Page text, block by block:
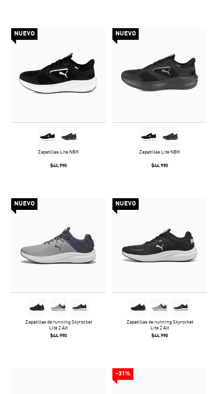
NUEVO
Zapatillas Lite NBK
$44.990
NUEVO
Zapatillas Lite NBK
$44.990
NUEVO
Zapatillas de running Skyrocket
Lite 2 Alt
$44.990
NUEVO
Zapatillas de running Skyrocket
Lite 2 Alt
$44.990
-31%